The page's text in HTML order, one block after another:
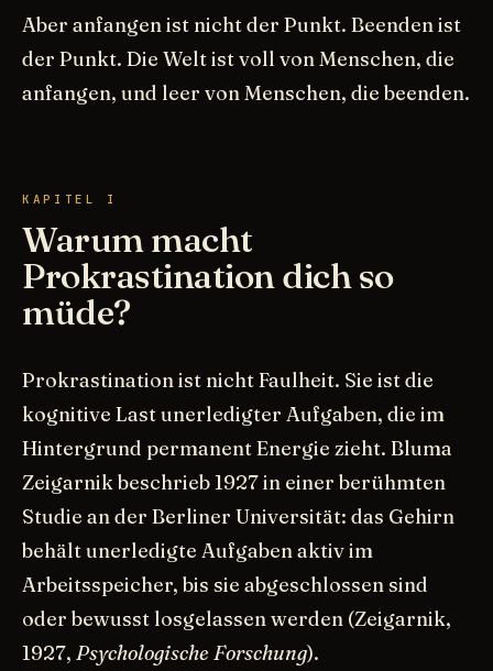
Aber anfangen ist nicht der Punkt. Beenden ist
der Punkt. Die Welt ist voll von Menschen, die
anfangen, und leer von Menschen, die beenden.
KAPITEL I
Warum macht
Prokrastination dich so
müde?
Prokrastination ist nicht Faulheit. Sie ist die
kognitive Last unerledigter Aufgaben, die im
Hintergrund permanent Energie zieht. Bluma
Zeigarnik beschrieb 1927 in einer berühmten
Studie an der Berliner Universität: das Gehirn
behält unerledigte Aufgaben aktiv im
Arbeitsspeicher, bis sie abgeschlossen sind
oder bewusst losgelassen werden (Zeigarnik,
1927, Psychologische Forschung).